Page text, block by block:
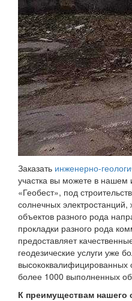
Заказать инженерно-
участка вы можете в
«Геобест», под
солнечных
объектов разного рода
прокладки разного рода
предоставляет
геодезические услуги уже
высококвалифицированных
более 1000 выполненных
К преимуществам нашего